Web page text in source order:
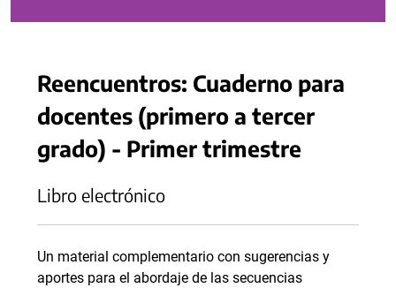
Reencuentros: Cuaderno para
docentes (primero a tercer
grado) - Primer trimestre
Libro electrónico
Un material complementario con sugerencias y
aportes para el abordaje de las secuencias